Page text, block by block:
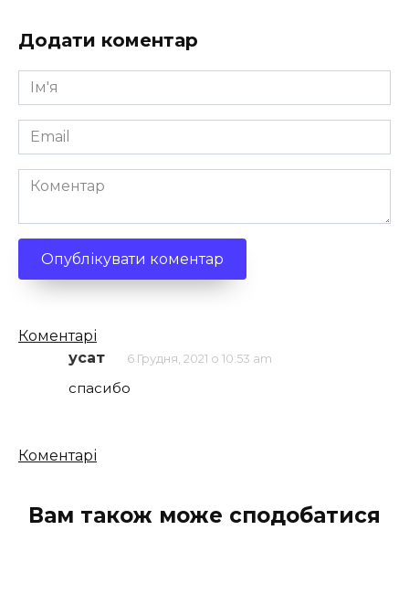
Додати коментар
Ім'я
*
Email
*
Коментар
Кількість
коментарів
Коментарі
усат
6 Грудня, 2021 о 10:53 am
спасибо
Кількість
Коментарі
Вам також може сподобатися